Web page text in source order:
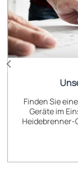
Finden Sie
Geräte im
Heidebrenner-